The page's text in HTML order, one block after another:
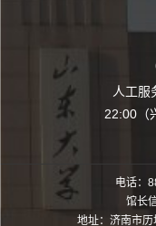
至周日8:00-
园校区图书馆
人工服
22:00（
电话：
馆长
地址：济南市